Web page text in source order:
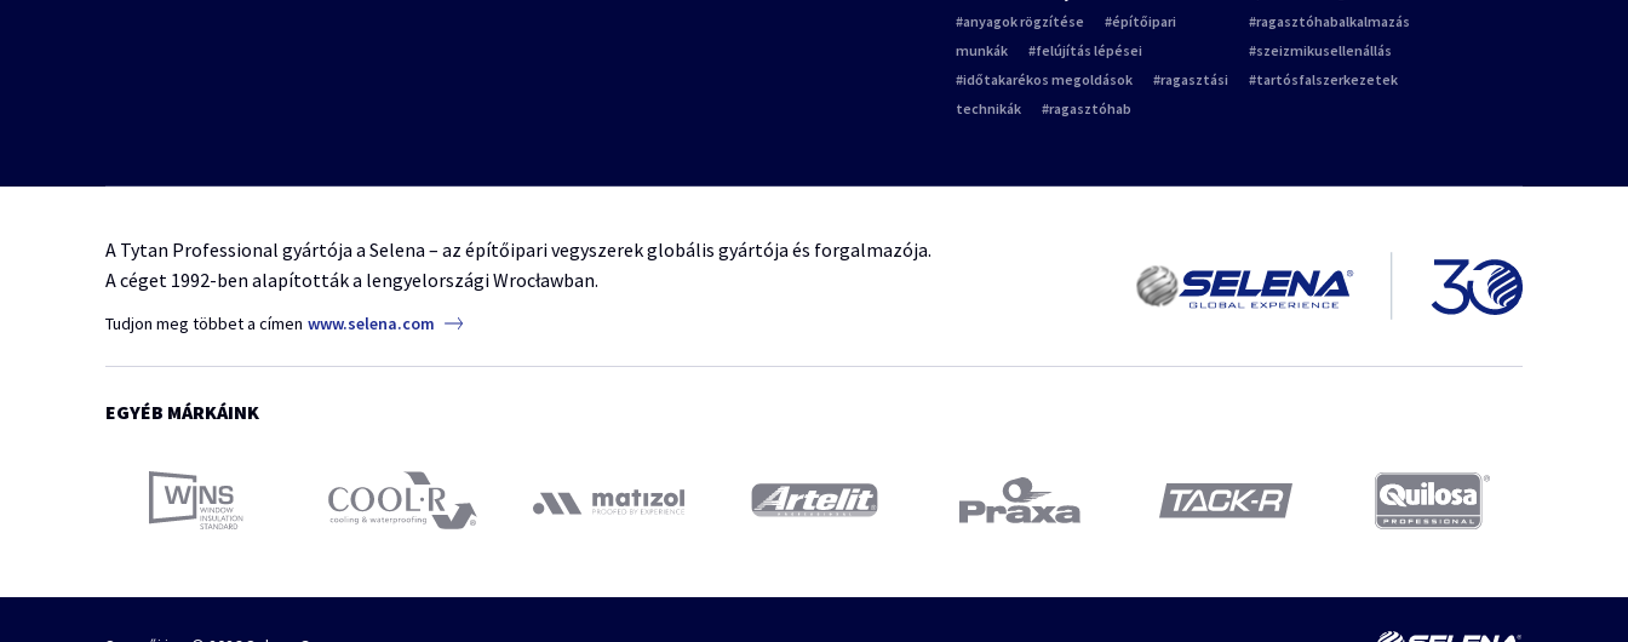
anyagok rögzítése
építőipari
munkák
felújítás lépései
időtakarékos megoldások
ragasztási
technikák
ragasztóhab
ragasztóhabalkalmazás
szeizmikusellenállás
tartósfalszerkezetek
A Tytan Professional gyártója a Selena – az építőipari vegyszerek globális gyártója és forgalmazója.
A céget 1992-ben alapították a lengyelországi Wrocławban.
Tudjon meg többet a címen www.selena.com
EGYÉB MÁRKÁINK